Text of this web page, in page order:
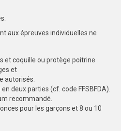
aux épreuves individuelles ne
et coquille ou protège poitrine
et
autorisés.
deux parties (cf. code FFSBFDA).
recommandé.
pour les garçons et 8 ou 10